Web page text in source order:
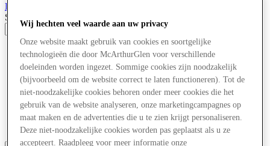
La Reggia
Search input
Winkels
Aanbiedingen
Plan je bezoek
Wat is er aan
Eet & Drink
Cadeaubonnen
Diensten
Bestemmingsgids
Wij hechten veel waarde aan uw privacy
Onze website maakt gebruik van cookies en soortgelijke
technologieën die door McArthurGlen voor verschillende
doeleinden worden ingezet. Sommige cookies zijn noodzakelijk
(bijvoorbeeld om de website correct te laten functioneren). Tot de
niet-noodzakelijke cookies behoren onder meer cookies die het
gebruik van de website analyseren, onze marketingcampagnes op
maat maken en de advertenties die u te zien krijgt personaliseren.
Deze niet-noodzakelijke cookies worden pas geplaatst als u ze
accepteert. Raadpleeg voor meer informatie onze